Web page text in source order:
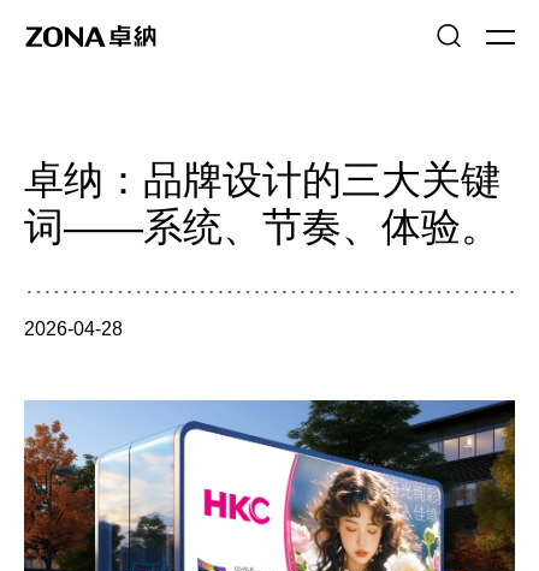
卓纳：品牌设计的三大关键
词——系统、节奏、体验。
2026-04-28